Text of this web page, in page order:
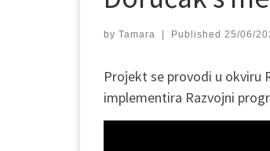
by Tamara Published 25/06/
Projekt se provodi u okviru
implementira Razvojni